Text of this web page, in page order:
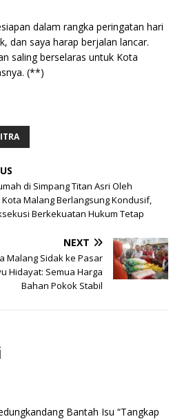
dalam rangka peringatan hari
dan saya harap berjalan lancar.
saling berselaras untuk Kota
(**)
di Simpang Titan Asri Oleh
Malang Berlangsung Kondusif,
Berkekuatan Hukum Tetap
NEXT
Malang Sidak ke Pasar
Hidayat: Semua Harga
Bahan Pokok Stabil
Bantah Isu “Tangkap